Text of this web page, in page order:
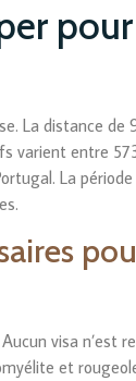
La distance de
varient entre
La
visa n’est
et